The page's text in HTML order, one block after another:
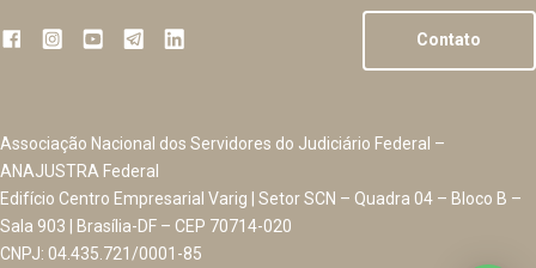
Contato
Associação Nacional dos Servidores do Judiciário Federal –
ANAJUSTRA Federal
Edifício Centro Empresarial Varig | Setor SCN – Quadra 04 – Bloco B –
Sala 903 | Brasília-DF – CEP 70714-020
CNPJ: 04.435.721/0001-85